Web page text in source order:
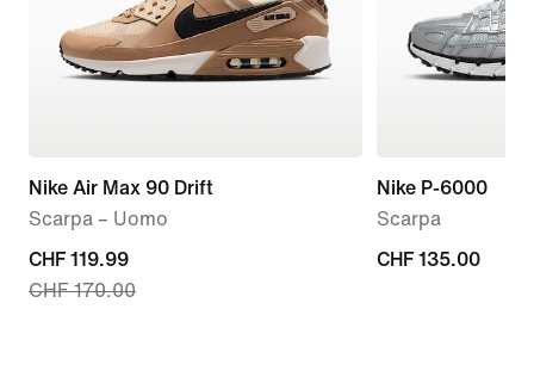
Nike Air Max 90 Drift
Scarpa – Uomo
current
price
CHF 119.99
CHF 170.00
Nike P-6000
Scarpa
CHF
CHF 135.00